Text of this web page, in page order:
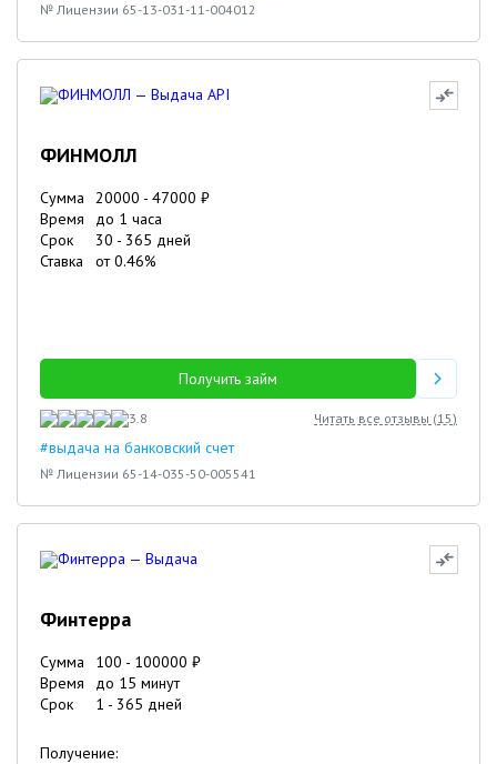
№ Лицензии 65-13-031-11-004012
ФИНМОЛЛ
Сумма 20000 - 47000 ₽
Время
до 1 часа
Срок
30 - 365 дней
Ставка
от0.46%
Получить займ
3.8 Читать все отзывы (15)
#выдача на банковский счет
№ Лицензии 65-14-035-50-005541
Финтерра
Сумма 100 - 100000 ₽
Время
до 15 минут
Срок
1 - 365 дней
Получение: